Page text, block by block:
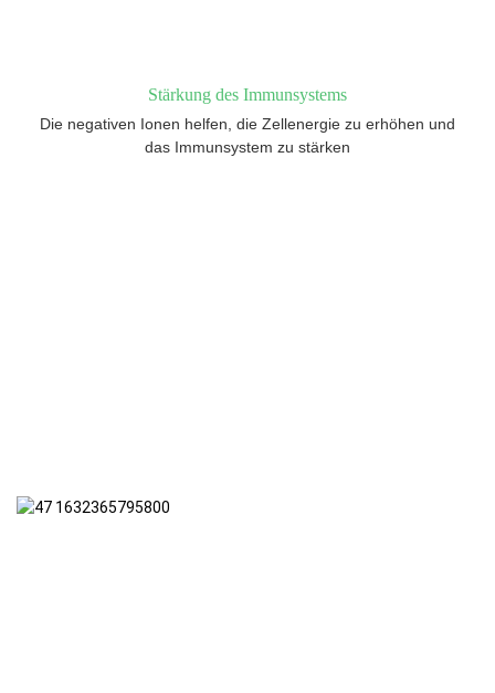
Stärkung des Immunsystems
Die negativen Ionen helfen, die Zellenergie zu erhöhen und
das Immunsystem zu stärken